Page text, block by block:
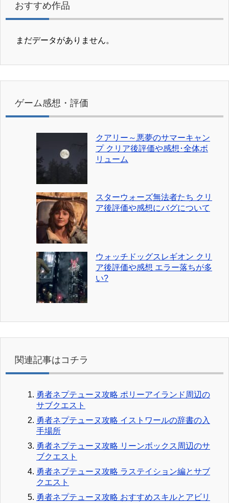
おすすめ作品
まだデータがありません。
ゲーム感想・評価
クアリー～悪夢のサマーキャン
プ クリア後評価や感想･全体ボ
リューム
スターウォーズ無法者たち クリ
ア後評価や感想にバグについて
ウォッチドッグスレギオン クリ
ア後評価や感想 エラー落ちが多
い?
関連記事はコチラ
勇者ネプテューヌ攻略 ポリーアイランド周辺の
サブクエスト
勇者ネプテューヌ攻略 イストワールの辞書の入
手場所
勇者ネプテューヌ攻略 リーンボックス周辺のサ
ブクエスト
勇者ネプテューヌ攻略 ラステイション編とサブ
クエスト
勇者ネプテューヌ攻略 おすすめスキルとアビリ